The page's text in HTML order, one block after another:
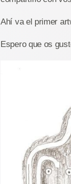
Ahí va el primer
Espero que os